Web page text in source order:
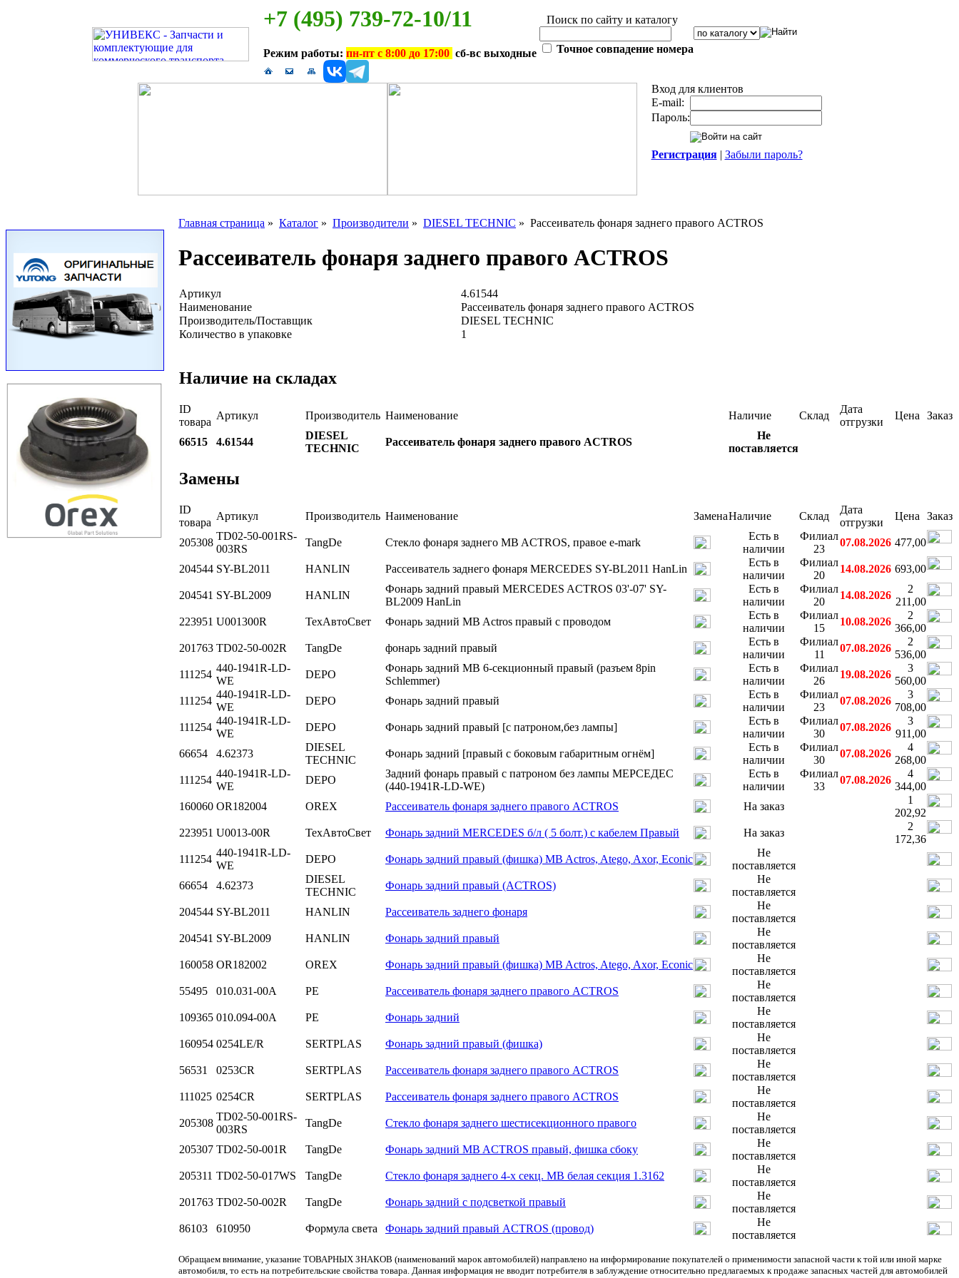
+7 (495) 739-72-10/11
Режим работы: пн-пт с 8:00 до 17:00 сб-вс выходные
Поиск по сайту и каталогу
Точное совпадение номера
Вход для клиентов
E-mail:
Пароль:
Регистрация| Забыли пароль?
Главная страница » Каталог » Производители » DIESEL TECHNIC » Рассеиватель фонаря заднего правого ACTROS
Рассеиватель фонаря заднего правого ACTROS
Артикул
4.61544
Наименование
Рассеиватель фонаря заднего правого ACTROS
Производитель/Поставщик
DIESEL TECHNIC
Количество в упаковке
1
Наличие на складах
ID
товара
Артикул Производитель Наименование Наличие Склад
Дата
отгрузки
Цена Заказ
66515 4.61544
DIESEL
TECHNIC
Рассеиватель фонаря заднего правого ACTROS
Не
поставляется
Замены
ID
товара
Артикул Производитель Наименование ЗаменаНаличие Склад
Дата
отгрузки
Цена Заказ
205308
TD02-50-001RS-
003RS
TangDe Стекло фонаря заднего MB ACTROS, правое e-mark
Есть в
наличии
Филиал
23
07.08.2026 477,00
204544 SY-BL2011 HANLIN Рассеиватель заднего фонаря MERCEDES SY-BL2011 HanLin
Есть в
наличии
Филиал
20
14.08.2026 693,00
204541 SY-BL2009 HANLIN
Фонарь задний правый MERCEDES ACTROS 03'-07' SY-
BL2009 HanLin
Есть в
наличии
Филиал
20
14.08.2026
2
211,00
223951 U001300R ТехАвтоСвет Фонарь задний MB Actros правый с проводом
Есть в
наличии
Филиал
15
10.08.2026
2
366,00
201763 TD02-50-002R TangDe фонарь задний правый
Есть в
наличии
Филиал
11
07.08.2026
2
536,00
111254
440-1941R-LD-
WE
DEPO
Фонарь задний MB 6-секционный правый (разъем 8pin
Schlemmer)
Есть в
наличии
Филиал
26
19.08.2026
3
560,00
111254
440-1941R-LD-
WE
DEPO Фонарь задний правый
Есть в
наличии
Филиал
23
07.08.2026
3
708,00
111254
440-1941R-LD-
WE
DEPO Фонарь задний правый [с патроном,без лампы]
Есть в
наличии
Филиал
30
07.08.2026
3
911,00
66654
4.62373
DIESEL
TECHNIC
Фонарь задний [правый с боковым габаритным огнём]
Есть в
наличии
Филиал
30
07.08.2026
4
268,00
111254
440-1941R-LD-
WE
DEPO
Задний фонарь правый с патроном без лампы МЕРСЕДЕС
(440-1941R-LD-WE)
Есть в
наличии
Филиал
33
07.08.2026
4
344,00
160060 OR182004 OREX Рассеиватель фонаря заднего правого ACTROS На заказ
1
202,92
223951 U0013-00R ТехАвтоСвет Фонарь задний MERCEDES б/л ( 5 болт.) с кабелем Правый На заказ
2
172,36
111254
440-1941R-LD-
WE
DEPO Фонарь задний правый (фишка) MB Actros, Atego, Axor, Econic
Не
поставляется
66654
4.62373
DIESEL
TECHNIC
Фонарь задний правый (ACTROS)
Не
поставляется
204544 SY-BL2011 HANLIN Рассеиватель заднего фонаря
Не
поставляется
204541 SY-BL2009 HANLIN Фонарь задний правый
Не
поставляется
160058 OR182002 OREX Фонарь задний правый (фишка) MB Actros, Atego, Axor, Econic
Не
поставляется
55495
010.031-00A PE Рассеиватель фонаря заднего правого ACTROS
Не
поставляется
109365 010.094-00A PE Фонарь задний
Не
поставляется
160954 0254LE/R SERTPLAS Фонарь задний правый (фишка)
Не
поставляется
56531
0253CR SERTPLAS Рассеиватель фонаря заднего правого ACTROS
Не
поставляется
111025 0254CR SERTPLAS Рассеиватель фонаря заднего правого ACTROS
Не
поставляется
205308
TD02-50-001RS-
003RS
TangDe Стекло фонаря заднего шестисекционного правого
Не
поставляется
205307 TD02-50-001R TangDe Фонарь задний MB ACTROS правый, фишка сбоку
Не
поставляется
205311 TD02-50-017WS TangDe Стекло фонаря заднего 4-х секц. MB белая секция 1.3162
Не
поставляется
201763 TD02-50-002R TangDe Фонарь задний с подсветкой правый
Не
поставляется
86103
610950 Формула света Фонарь задний правый ACTROS (провод)
Не
поставляется
Обращаем внимание, указание ТОВАРНЫХ ЗНАКОВ (наименований марок автомобилей) направлено на информирование покупателей о применимости запасной части к той или иной марке
автомобиля, то есть на потребительские свойства товара. Данная информация не вводит потребителя в заблуждение относительно предлагаемых к продаже запасных частей для автомобилей